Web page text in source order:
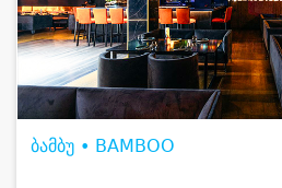
ბამბუ • BAMBOO